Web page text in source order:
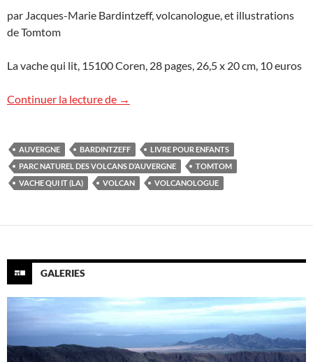
par Jacques-Marie Bardintzeff, volcanologue, et illustrations
de Tomtom
La vache qui lit, 15100 Coren, 28 pages, 26,5 x 20 cm, 10 euros
Continuer la lecture de À la découverte des volcans d’Auvergne
→
AUVERGNE BARDINTZEFF
LIVRE POUR ENFANTS
PARC NATUREL DES VOLCANS D’AUVERGNE
TOMTOM
VACHE QUI IT (LA)
VOLCAN VOLCANOLOGUE
GALERIES